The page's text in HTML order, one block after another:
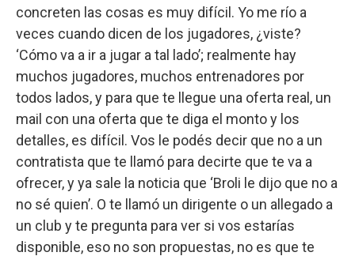
concreten las cosas es muy difícil. Yo me río a
veces cuando dicen de los jugadores, ¿viste?
‘Cómo va a ir a jugar a tal lado’; realmente hay
muchos jugadores, muchos entrenadores por
todos lados, y para que te llegue una oferta real, un
mail con una oferta que te diga el monto y los
detalles, es difícil. Vos le podés decir que no a un
contratista que te llamó para decirte que te va a
ofrecer, y ya sale la noticia que ‘Broli le dijo que no a
no sé quien’. O te llamó un dirigente o un allegado a
un club y te pregunta para ver si vos estarías
disponible, eso no son propuestas, no es que te